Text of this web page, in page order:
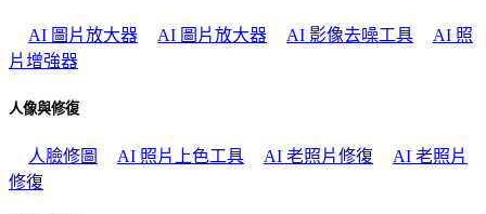
AI 圖片放大器 AI 圖片放大器 AI 影像去噪工具
AI 照
片增強器
人像與修復
人臉修圖 AI 照片上色工具 AI 老照片修復
AI 老照片
修復